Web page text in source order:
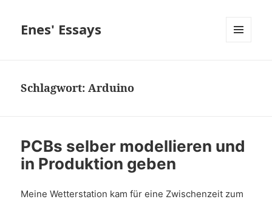
Enes' Essays
Schlagwort:Arduino
PCBs selber modellieren und
in Produktion geben
Meine Wetterstation kam für eine Zwischenzeit zum